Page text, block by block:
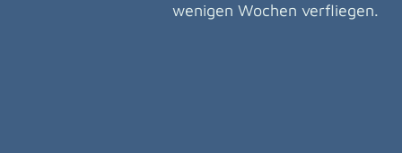
wenigen Wochen verfliegen.